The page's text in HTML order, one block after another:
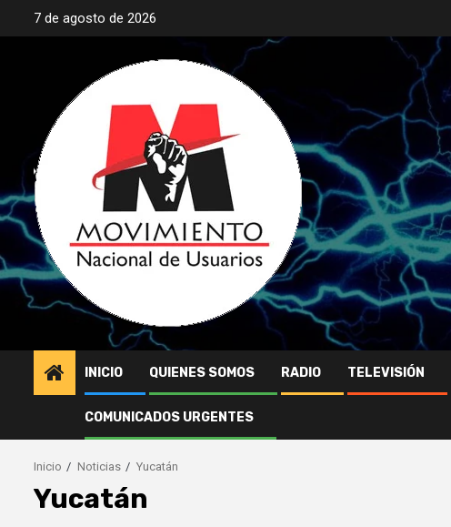
7 de agosto de 2026
INICIO QUIENES SOMOS RADIO TELEVISIÓN
COMUNICADOS URGENTES
Inicio Noticias Yucatán
Yucatán